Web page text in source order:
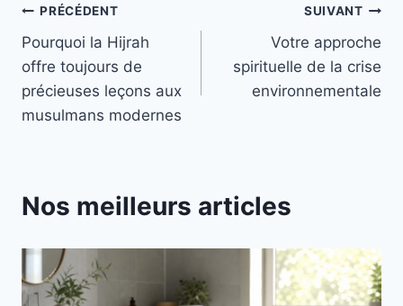
Navigation
de
l’article
PRÉCÉDENT
Pourquoi la Hijrah
offre toujours de
précieuses leçons aux
musulmans modernes
SUIVANT
Votre approche
spirituelle de la crise
environnementale
Nos meilleurs articles